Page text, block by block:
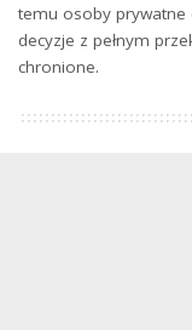
temu osoby
decyzje z pełnym
chronione.